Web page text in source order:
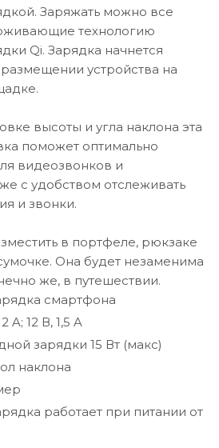
Заряжать можно все
технологию
Qi. Зарядка начнется
устройства на
высоты и угла наклона эта
поможет оптимально
видеозвонков и
с удобством отслеживать
и звонки.
в портфеле, рюкзаке
Она будет незаменима
же, в путешествии.
смартфона
A; 12 В, 1,5 A
зарядки 15 Вт (макс)
наклона
работает при питании от